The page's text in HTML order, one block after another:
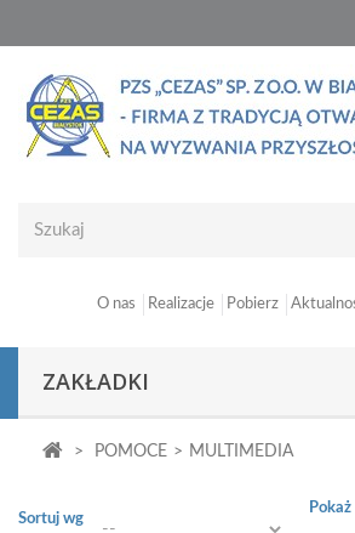
O nas Realizacje Pobierz
ZAKŁADKI
> POMOCE > MULTIMEDIA
Sortuj wg
Pokaż